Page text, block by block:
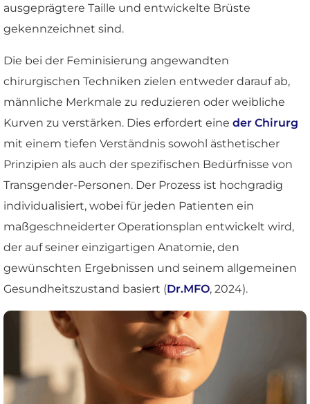
ausgeprägtere Taille und entwickelte Brüste
gekennzeichnet sind.
Die bei der Feminisierung angewandten
chirurgischen Techniken zielen entweder darauf ab,
männliche Merkmale zu reduzieren oder weibliche
Kurven zu verstärken. Dies erfordert eine der Chirurg
mit einem tiefen Verständnis sowohl ästhetischer
Prinzipien als auch der spezifischen Bedürfnisse von
Transgender-Personen. Der Prozess ist hochgradig
individualisiert, wobei für jeden Patienten ein
maßgeschneiderter Operationsplan entwickelt wird,
der auf seiner einzigartigen Anatomie, den
gewünschten Ergebnissen und seinem allgemeinen
Gesundheitszustand basiert (Dr.MFO, 2024).